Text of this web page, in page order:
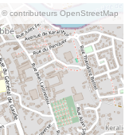
© contributeurs OpenStreetMap